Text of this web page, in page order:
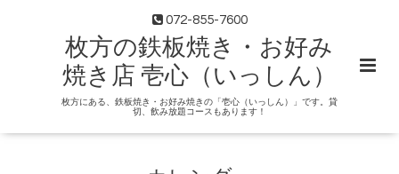
072-855-7600
枚方の鉄板焼き・お好み
焼き店 壱心（いっしん）
枚方にある、鉄板焼き・お好み焼きの「壱心（いっしん）」です。貸
切、飲み放題コースもあります！